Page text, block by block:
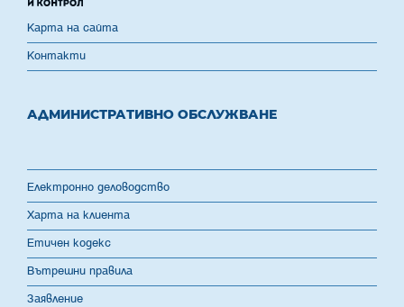
Карта на сайта
Контакти
АДМИНИСТРАТИВНО ОБСЛУЖВАНЕ
Електронно деловодство
Харта на клиента
Етичен кодекс
Вътрешни правила
Заявление